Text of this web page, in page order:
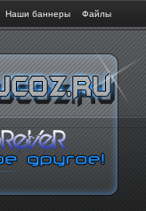
Наши баннеры Файлы